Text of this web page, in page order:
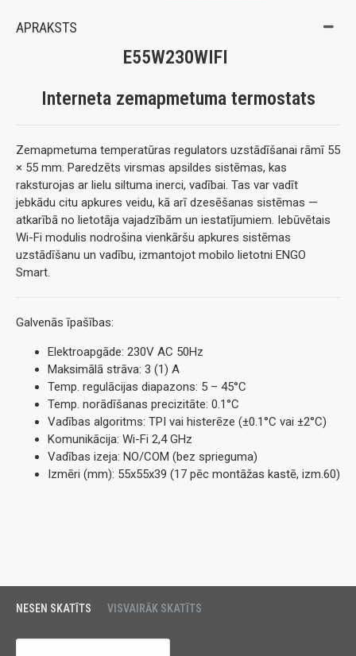
APRAKSTS
E55W230WIFI
Interneta zemapmetuma termostats
Zemapmetuma temperatūras regulators uzstādīšanai rāmī 55
× 55 mm. Paredzēts virsmas apsildes sistēmas, kas
raksturojas ar lielu siltuma inerci, vadībai. Tas var vadīt
jebkādu citu apkures veidu, kā arī dzesēšanas sistēmas —
atkarībā no lietotāja vajadzībām un iestatījumiem. Iebūvētais
Wi-Fi modulis nodrošina vienkāršu apkures sistēmas
uzstādīšanu un vadību, izmantojot mobilo lietotni ENGO
Smart.
Galvenās īpašības:
Elektroapgāde: 230V AC 50Hz
Maksimālā strāva: 3 (1) A
Temp. regulācijas diapazons: 5 – 45°C
Temp. norādīšanas precizitāte: 0.1°C
Vadības algoritms: TPI vai histerēze (±0.1°C vai ±2°C)
Komunikācija: Wi-Fi 2,4 GHz
Vadības izeja: NO/COM (bez sprieguma)
Izmēri (mm): 55x55x39 (17 pēc montāžas kastē, izm.60)
NESEN SKATĪTS VISVAIRĀK SKATĪTS